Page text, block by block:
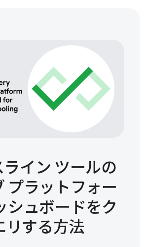
イン ツールの
プラットフォー
シュボードをク
リする方法